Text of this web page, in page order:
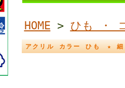
HOME > ひも ・
アクリル カラー ひも ★